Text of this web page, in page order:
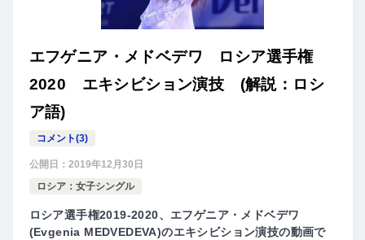
エフゲニア・メドベデワ ロシア選手権
2020 エキシビション演技 (解説：ロシ
ア語)
コメント(3)
公開日： 2019年12月30日
ロシア：女子シングル
ロシア選手権2019-2020、エフゲニア・メドベデワ
(Evgenia MEDVEDEVA)のエキシビション演技の動画で